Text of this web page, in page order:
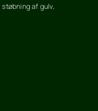
af gulv,